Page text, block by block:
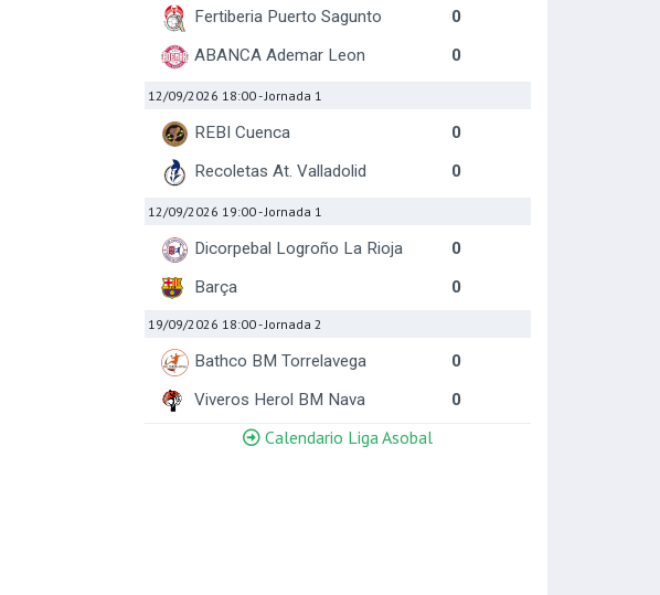
Fertiberia Puerto Sagunto
0
ABANCA Ademar Leon
0
12/09/2026 18:00- Jornada 1
REBI Cuenca
0
Recoletas At. Valladolid
0
12/09/2026 19:00- Jornada 1
Dicorpebal Logroño La Rioja
0
Barça
0
19/09/2026 18:00- Jornada 2
Bathco BM Torrelavega
0
Viveros Herol BM Nava
0
Calendario Liga Asobal